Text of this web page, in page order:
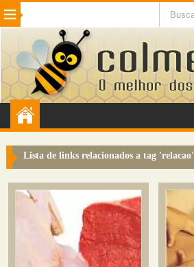
Beleza Cinema e TV
Internet Jogos NotÃ­cias
VeÃ­culos Adulto
Sugerir Link
Colmeia Exchange
Perguntas Frequentes
Lista de links relacionados a tag 'relacao'